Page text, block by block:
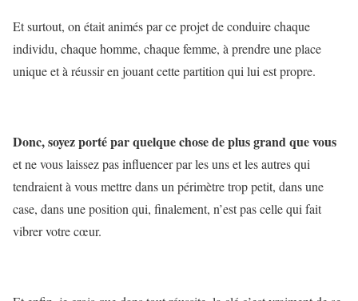
Et surtout, on était animés par ce projet de conduire chaque
individu, chaque homme, chaque femme, à prendre une place
unique et à réussir en jouant cette partition qui lui est propre.
Donc, soyez porté par quelque chose de plus grand que vous
et ne vous laissez pas influencer par les uns et les autres qui
tendraient à vous mettre dans un périmètre trop petit, dans une
case, dans une position qui, finalement, n’est pas celle qui fait
vibrer votre cœur.